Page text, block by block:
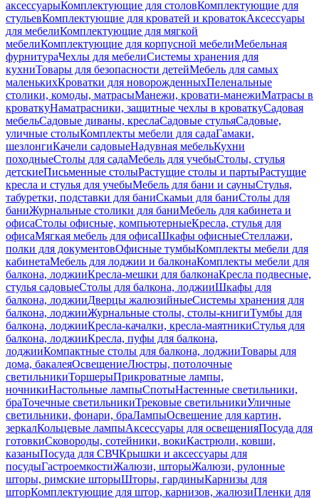
аксессуарыКомплектующие для столовКомплектующие для
стульевКомплектующие для кроватей и кроватокАксессуары
для мебелиКомплектующие для мягкой
мебелиКомплектующие для корпусной мебелиМебельная
фурнитураЧехлы для мебелиСистемы хранения для
кухниТовары для безопасности детейМебель для самых
маленькихКроватки для новорожденныхПеленальные
столики, комоды, матрасыМанежи, кровати-манежиМатрасы в
кроваткуНаматрасники, защитные чехлы в кроваткуСадовая
мебельСадовые диваны, креслаСадовые стульяСадовые,
уличные столыКомплекты мебели для садаГамаки,
шезлонгиКачели садовыеНадувная мебельКухни
походныеСтолы для садаМебель для учебыСтолы, стулья
детскиеПисьменные столыРастущие столы и партыРастущие
кресла и стулья для учебыМебель для бани и сауныСтулья,
табуретки, подставки для баниСкамьи для баниСтолы для
баниЖурнальные столики для баниМебель для кабинета и
офисаСтолы офисные, компьютерныеКресла, стулья для
офисаМягкая мебель для офисаШкафы офисныеСтеллажи,
полки для документовОфисные тумбыКомплекты мебели для
кабинетаМебель для лоджии и балконаКомплекты мебели для
балкона, лоджииКресла-мешки для балконаКресла подвесные,
стулья садовыеСтолы для балкона, лоджииШкафы для
балкона, лоджииДверцы жалюзийныеСистемы хранения для
балкона, лоджииЖурнальные столы, столы-книгиТумбы для
балкона, лоджииКресла-качалки, кресла-маятникиСтулья для
балкона, лоджииКресла, пуфы для балкона,
лоджииКомпактные столы для балкона, лоджииТовары для
дома, бакалеяОсвещениеЛюстры, потолочные
светильникиТоршерыПрикроватные лампы,
ночникиНастольные лампыСпотыНастенные светильники,
браТочечные светильникиТрековые светильникиУличные
светильники, фонари, браЛампыОсвещение для картин,
зеркалКольцевые лампыАксессуары для освещенияПосуда для
готовкиСковороды, сотейники, вокиКастрюли, ковши,
казаныПосуда для СВЧКрышки и аксессуары для
посудыГастроемкостиЖалюзи, шторыЖалюзи, рулонные
шторы, римские шторыШторы, гардиныКарнизы для
шторКомплектующие для штор, карнизов, жалюзиПленки для